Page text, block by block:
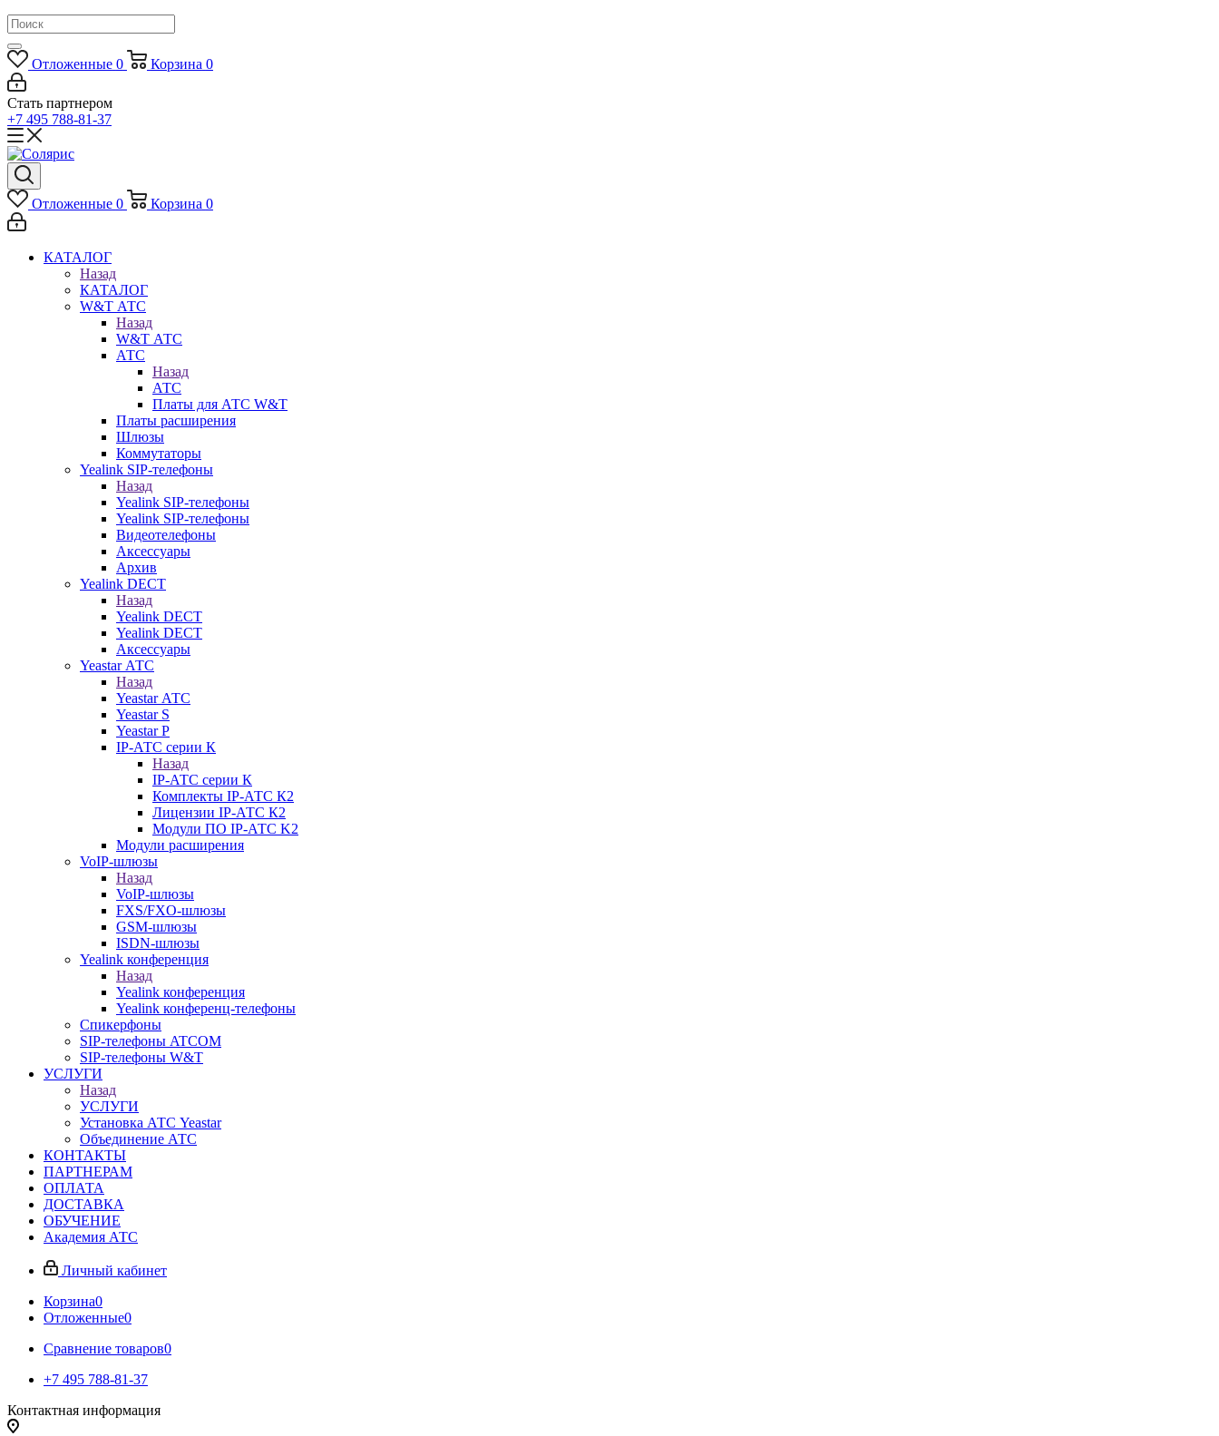
Отложенные 0 Корзина 0
Стать партнером
+7 495 788-81-37
Отложенные 0 Корзина 0
КАТАЛОГ
Назад
КАТАЛОГ
W&T АТС
Назад
W&T АТС
АТС
Назад
АТС
Платы для АТС W&T
Платы расширения
Шлюзы
Коммутаторы
Yealink SIP-телефоны
Назад
Yealink SIP-телефоны
Yealink SIP-телефоны
Видеотелефоны
Аксессуары
Архив
Yealink DECT
Назад
Yealink DECT
Yealink DECT
Аксессуары
Yeastar АТС
Назад
Yeastar АТС
Yeastar S
Yeastar P
IP-АТС серии К
Назад
IP-АТС серии К
Комплекты IP-АТС К2
Лицензии IP-АТС К2
Модули ПО IP-АТС K2
Модули расширения
VoIP-шлюзы
Назад
VoIP-шлюзы
FXS/FXO-шлюзы
GSM-шлюзы
ISDN-шлюзы
Yealink конференция
Назад
Yealink конференция
Yealink конференц-телефоны
Спикерфоны
SIP-телефоны ATCOM
SIP-телефоны W&T
УСЛУГИ
Назад
УСЛУГИ
Установка АТС Yeastar
Объединение АТС
КОНТАКТЫ
ПАРТНЕРАМ
ОПЛАТА
ДОСТАВКА
ОБУЧЕНИЕ
Академия АТС
Личный кабинет
Корзина0
Отложенные0
Сравнение товаров0
+7 495 788-81-37
Контактная информация